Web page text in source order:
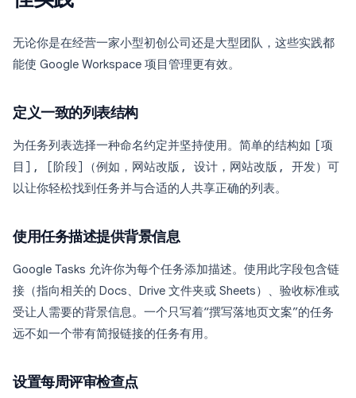
无论你是在经营一家小型初创公司还是大型团队，这些实践都
能使 Google Workspace 项目管理更有效。
定义一致的列表结构
为任务列表选择一种命名约定并坚持使用。简单的结构如
[项
目], [阶段]
（例如， 网站改版, 设计 ， 网站改版, 开发）可
以让你轻松找到任务并与合适的人共享正确的列表。
使用任务描述提供背景信息
Google Tasks 允许你为每个任务添加描述。使用此字段包含链
接（指向相关的 Docs、Drive 文件夹或 Sheets）、验收标准或
受让人需要的背景信息。一个只写着“撰写落地页文案”的任务
远不如一个带有简报链接的任务有用。
设置每周评审检查点